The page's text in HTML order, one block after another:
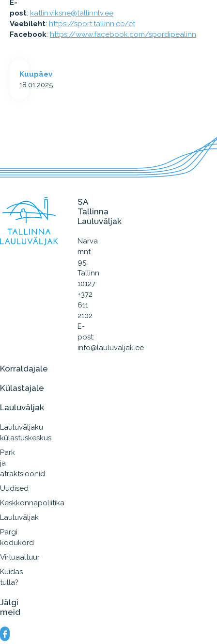
E-
post: katlin.viksne@tallinnlv.ee
Veebileht: https://sport.tallinn.ee/et
Facebook: https://www.facebook.com/spordipealinn
Kuupäev
18.01.2025
SA
Tallinna
Lauluväljak
Narva
mnt
95,
Tallinn
10127
+372
611
2102
E-
post:
info@lauluvaljak.ee
Korraldajale
Külastajale
Lauluväljak
Lauluväljaku
külastuskeskus
Park
ja
atraktsioonid
Uudised
Keskkonnapoliitika
Lauluväljak
Pargi
kodukord
Virtuaaltuur
Kuidas
tulla?
Jälgi
meid